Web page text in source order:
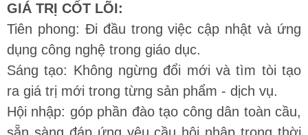
GIÁ TRỊ CỐT LÕI:
Tiên phong: Đi đầu trong việc cập nhật và ứng
dụng công nghệ trong giáo dục.
Sáng tạo: Không ngừng đổi mới và tìm tòi tạo
ra giá trị mới trong từng sản phẩm - dịch vụ.
Hội nhập: góp phần đào tạo công dân toàn cầu,